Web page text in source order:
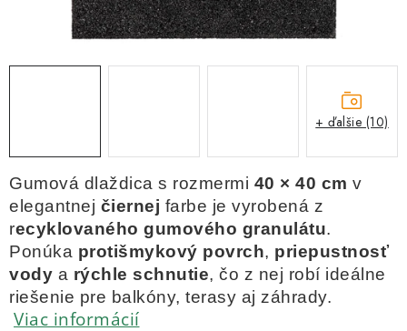
Gumová dlaždica s rozmermi 40 × 40 cm v
elegantnej čiernej farbe je vyrobená z
recyklovaného gumového granulátu.
Ponúka protišmykový povrch, priepustnosť
vody a rýchle schnutie, čo z nej robí ideálne
riešenie pre balkóny, terasy aj záhrady.
Viac informácií
+ ďalšie (10)